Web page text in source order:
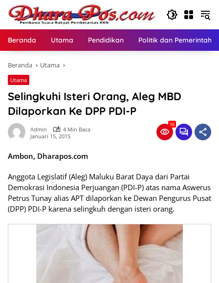
Langsung
konten
Beranda Utama Pendidikan Politik dan
Beranda Utama
Utama
Selingkuhi Isteri Orang, Aleg MBD
Dilaporkan Ke DPP PDI-P
Admin
4 Min Baca
Januari 15, 2015
98
Ambon, Dharapos.com
Anggota Legislatif (Aleg) Maluku Barat Daya dari Partai
Demokrasi Indonesia Perjuangan (PDI-P) atas nama Aswerus
Petrus Tunay alias APT dilaporkan ke Dewan Pengurus Pusat
(DPP) PDI-P karena selingkuh dengan isteri orang.